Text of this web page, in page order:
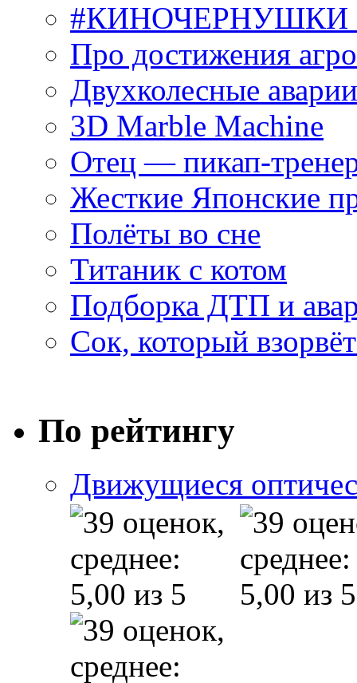
#КИНОЧЕРНУШКИ
Про достижения
Двухколесные
3D Marble Machine
Отец — пикап-
Жесткие Японские
Полёты во сне
Титаник с котом
Подборка ДТП и
Сок, который
По рейтингу
Движущиеся